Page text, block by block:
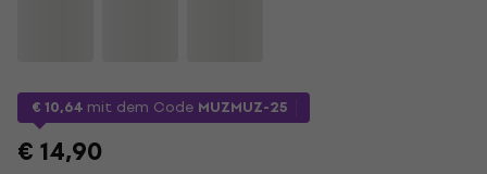
€ 10,64 mit dem Code MUZMUZ-25
€ 14,90